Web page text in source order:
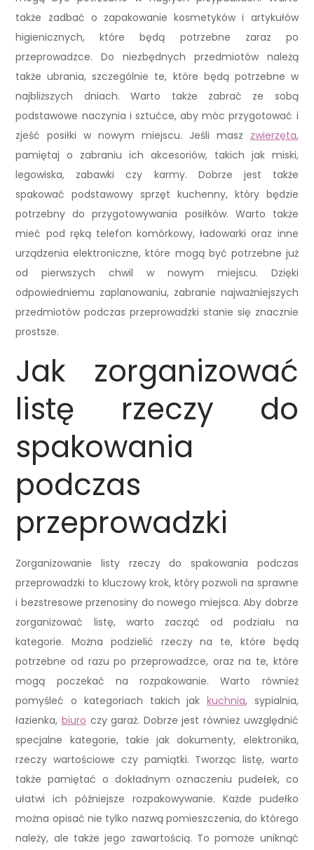
także zadbać o zapakowanie kosmetyków i artykułów
higienicznych, które będą potrzebne zaraz po
przeprowadzce. Do niezbędnych przedmiotów należą
także ubrania, szczególnie te, które będą potrzebne w
najbliższych dniach. Warto także zabrać ze sobą
podstawowe naczynia i sztućce, aby móc przygotować i
zjeść posiłki w nowym miejscu. Jeśli masz zwierzęta,
pamiętaj o zabraniu ich akcesoriów, takich jak miski,
legowiska, zabawki czy karmy. Dobrze jest także
spakować podstawowy sprzęt kuchenny, który będzie
potrzebny do przygotowywania posiłków. Warto także
mieć pod ręką telefon komórkowy, ładowarki oraz inne
urządzenia elektroniczne, które mogą być potrzebne już
od pierwszych chwil w nowym miejscu. Dzięki
odpowiedniemu zaplanowaniu, zabranie najważniejszych
przedmiotów podczas przeprowadzki stanie się znacznie
prostsze.
Jak zorganizować
listę rzeczy do
spakowania
podczas
przeprowadzki
Zorganizowanie listy rzeczy do spakowania podczas
przeprowadzki to kluczowy krok, który pozwoli na sprawne
i bezstresowe przenosiny do nowego miejsca. Aby dobrze
zorganizować listę, warto zacząć od podziału na
kategorie. Można podzielić rzeczy na te, które będą
potrzebne od razu po przeprowadzce, oraz na te, które
mogą poczekać na rozpakowanie. Warto również
pomyśleć o kategoriach takich jak kuchnia, sypialnia,
łazienka,biuro czy garaż. Dobrze jest również uwzględnić
specjalne kategorie, takie jak dokumenty, elektronika,
rzeczy wartościowe czy pamiątki. Tworząc listę, warto
także pamiętać o dokładnym oznaczeniu pudełek, co
ułatwi ich późniejsze rozpakowywanie. Każde pudełko
można opisać nie tylko nazwą pomieszczenia, do którego
należy, ale także jego zawartością. To pomoże uniknąć